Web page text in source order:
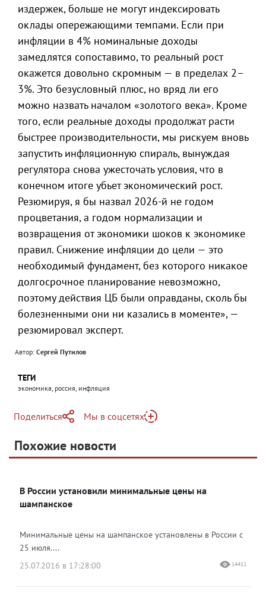
издержек, больше не могут индексировать
оклады опережающими темпами. Если при
инфляции в 4% номинальные доходы
замедлятся сопоставимо, то реальный рост
окажется довольно скромным — в пределах 2–
3%. Это безусловный плюс, но вряд ли его
можно назвать началом «золотого века». Кроме
того, если реальные доходы продолжат расти
быстрее производительности, мы рискуем вновь
запустить инфляционную спираль, вынуждая
регулятора снова ужесточать условия, что в
конечном итоге убьет экономический рост.
Резюмируя, я бы назвал 2026-й не годом
процветания, а годом нормализации и
возвращения от экономики шоков к экономике
правил. Снижение инфляции до цели — это
необходимый фундамент, без которого никакое
долгосрочное планирование невозможно,
поэтому действия ЦБ были оправданы, сколь бы
болезненными они ни казались в моменте», —
резюмировал эксперт.
Автор: Сергей Путилов
ТЕГИ
экономика, россия, инфляция
Поделиться
Telegram
Одноклассники
Мы в соцсетях
Яндекс Дзен
Похожие новости
В России установили минимальные цены на
шампанское
Минимальные цены на шампанское установлены в России с
25 июля....
25.07.2016 в 17:28:00
14411